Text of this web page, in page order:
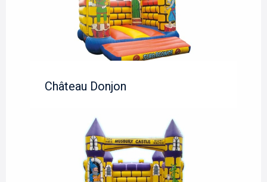
Château Donjon